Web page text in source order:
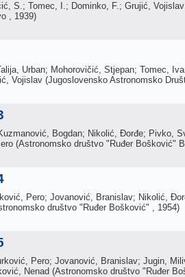
S.; Tomec, I.; Dominko, F.; Grujić, Vojislav
, 1939)
Urban; Mohorovičić, Stjepan; Tomec,
Vojislav (Jugoslovensko Astronomsko
Bogdan; Nikolić, Đorđe; Pivko,
(Astronomsko društvo "Ruđer Bošković"
Pero; Jovanović, Branislav; Nikolić,
društvo "Ruđer Bošković" , 1954)
Pero; Jovanović, Branislav; Jugin,
Nenad (Astronomsko društvo "Ruđer